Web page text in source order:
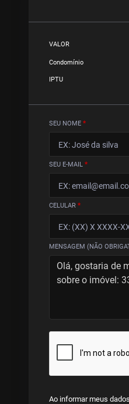
VALOR
Condomínio
IPTU
SEU NOME *
SEU E-MAIL *
CELULAR *
MENSAGEM (NÃO
Ao informar meus